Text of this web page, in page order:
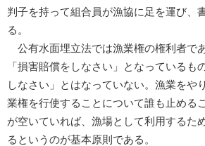
判子を持って組合員が漁協に足を運び、
る。
公有水面埋立法では漁業権の権利者で
「損害賠償をしなさい」となっているも
しなさい」とはなっていない。漁業をや
業権を行使することについて誰も止める
が空いていれば、漁場として利用するた
るというのが基本原則である。